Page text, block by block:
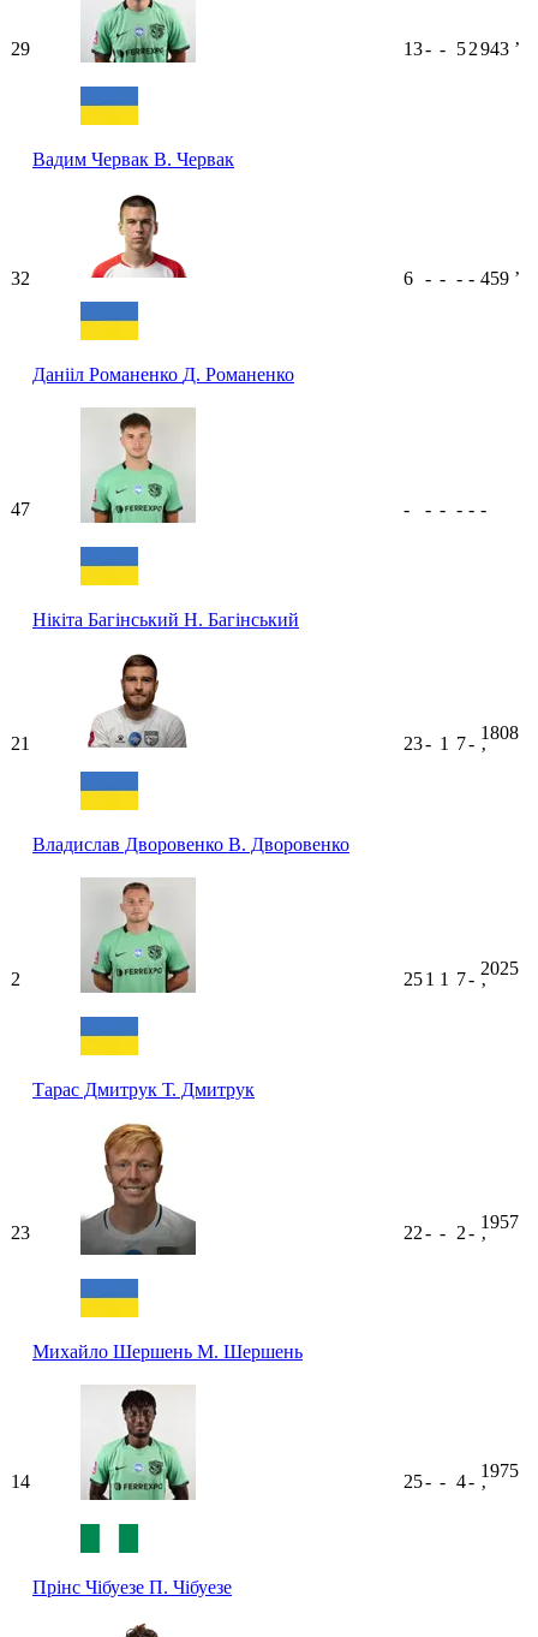
29
Вадим Червак В. Червак
13- - 52943 ʼ
32
Данііл Романенко Д. Романенко
6 - - - - 459 ʼ
47
Нікіта Багінський Н. Багінський
- - - - - -
21
Владислав Дворовенко В. Дворовенко
23- 1 7-
1808
ʼ
2
Тарас Дмитрук Т. Дмитрук
251 1 7-
2025
ʼ
23
Михайло Шершень М. Шершень
22- - 2-
1957
ʼ
14
Прінс Чібуезе П. Чібуезе
25- - 4-
1975
ʼ